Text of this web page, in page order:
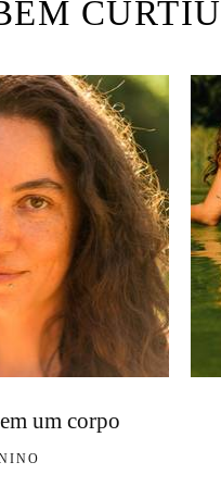
CURTIU
um corpo